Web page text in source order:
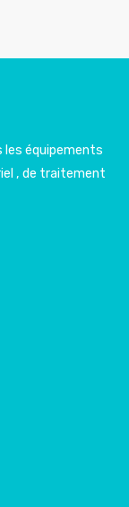
les équipements
, de traitement